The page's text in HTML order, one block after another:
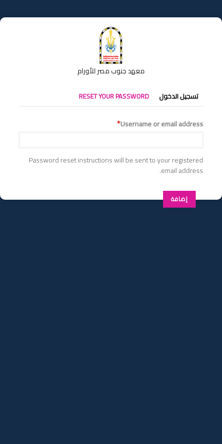
إلى
المحتوى
معهد جنوب مصر للأورام
التبويبات
الأساسية
تسجيل الدخول RESET YOUR PASSWORD
Username or email address
Password reset instructions will be sent to your registered
email address.